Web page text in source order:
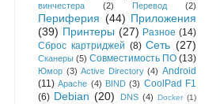
винчестера
(2) Перевод (2)
Периферия (44) Приложения
(39) Принтеры (27) Разное (14)
Сброс картриджей (8) Сеть (27)
Сканеры (5) Совместимость ПО (13)
Юмор (3) Active Directory (4) Android
(11) Apache (4) BIND (3) CoolPad F1
(6) Debian (20) DNS (4) Docker (1)